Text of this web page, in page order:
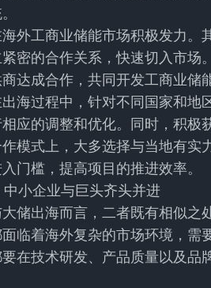
外工商业储能市场积极发力。
密的合作关系，快速切入市场
达成合作，共同开发工商业储
海过程中，针对不同国家和地
应的调整和优化。同时，积极
模式上，大多选择与当地有实
门槛，提高项目的推进效率。
小企业与巨头齐头并进
储出海而言，二者既有相似之
临着海外复杂的市场环境，需
在技术研发、产品质量以及品